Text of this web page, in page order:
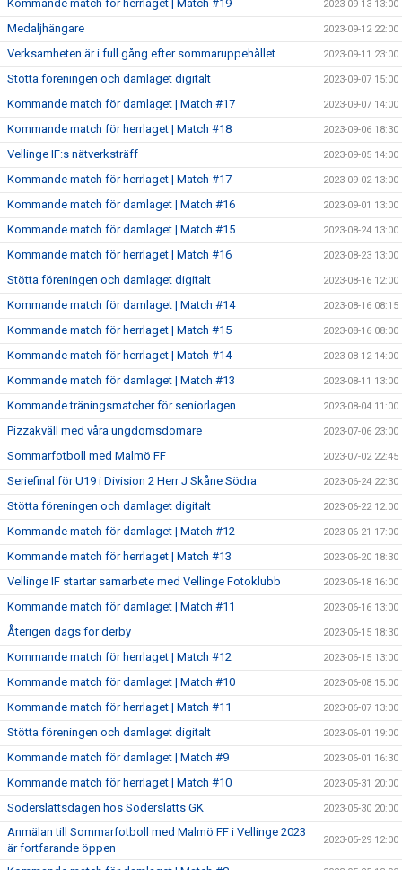
Kommande match för herrlaget | Match #19 2023-09-13 13:00
Medaljhängare 2023-09-12 22:00
Verksamheten är i full gång efter sommaruppehållet 2023-09-11 23:00
Stötta föreningen och damlaget digitalt 2023-09-07 15:00
Kommande match för damlaget | Match #17 2023-09-07 14:00
Kommande match för herrlaget | Match #18 2023-09-06 18:30
Vellinge IF:s nätverksträff 2023-09-05 14:00
Kommande match för herrlaget | Match #17 2023-09-02 13:00
Kommande match för damlaget | Match #16 2023-09-01 13:00
Kommande match för damlaget | Match #15 2023-08-24 13:00
Kommande match för herrlaget | Match #16 2023-08-23 13:00
Stötta föreningen och damlaget digitalt 2023-08-16 12:00
Kommande match för damlaget | Match #14 2023-08-16 08:15
Kommande match för herrlaget | Match #15 2023-08-16 08:00
Kommande match för herrlaget | Match #14 2023-08-12 14:00
Kommande match för damlaget | Match #13 2023-08-11 13:00
Kommande träningsmatcher för seniorlagen 2023-08-04 11:00
Pizzakväll med våra ungdomsdomare 2023-07-06 23:00
Sommarfotboll med Malmö FF 2023-07-02 22:45
Seriefinal för U19 i Division 2 Herr J Skåne Södra 2023-06-24 22:30
Stötta föreningen och damlaget digitalt 2023-06-22 12:00
Kommande match för damlaget | Match #12 2023-06-21 17:00
Kommande match för herrlaget | Match #13 2023-06-20 18:30
Vellinge IF startar samarbete med Vellinge Fotoklubb 2023-06-18 16:00
Kommande match för damlaget | Match #11 2023-06-16 13:00
Återigen dags för derby 2023-06-15 18:30
Kommande match för herrlaget | Match #12 2023-06-15 13:00
Kommande match för damlaget | Match #10 2023-06-08 15:00
Kommande match för herrlaget | Match #11 2023-06-07 13:00
Stötta föreningen och damlaget digitalt 2023-06-01 19:00
Kommande match för damlaget | Match #9 2023-06-01 16:30
Kommande match för herrlaget | Match #10 2023-05-31 20:00
Söderslättsdagen hos Söderslätts GK 2023-05-30 20:00
Anmälan till Sommarfotboll med Malmö FF i Vellinge 2023
är fortfarande öppen
2023-05-29 12:00